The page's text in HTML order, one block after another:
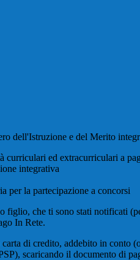
dell'Istruzione e del Merito
ed extracurriculari a
integrativa
per la partecipazione a concorsi
figlio, che ti sono stati notificati
In Rete.
di credito, addebito in conto
scaricando il documento di